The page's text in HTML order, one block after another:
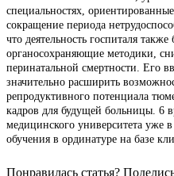
специальностях,
сокращение периода
что деятельность госпиталя также
органосохраняющие методики,
перинатальной смертности. Его
значительно расширить
репродуктивного потенциала
кадров для будущей больницы. 6
медицинского университета уже
обучения в ординатуре на базе
Понравилась статья?